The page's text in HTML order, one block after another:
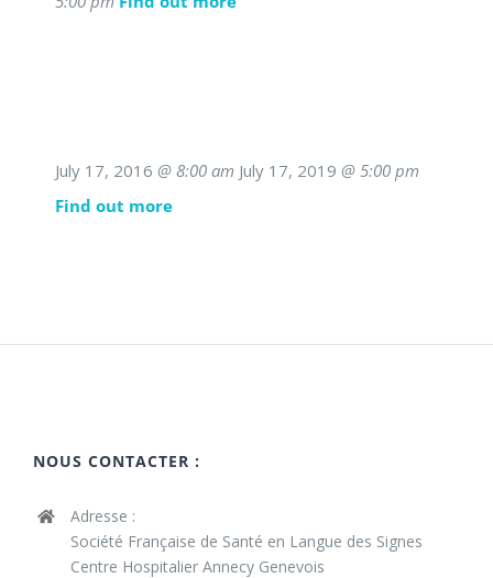
July 17, 2016 @ 8:00 am July 17, 2019 @ 5:00 pm
Find out more
NOUS CONTACTER :
Adresse :
Société Française de Santé en Langue des Signes
Centre Hospitalier Annecy Genevois